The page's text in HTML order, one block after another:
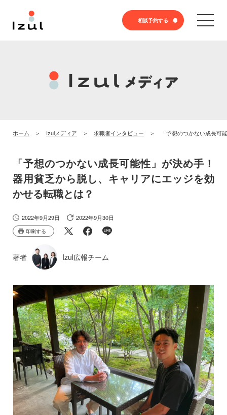
相談予約する
ホーム Izulメディア 求職者インタビュー 「予想のつかない成長可
「予想のつかない成長可能性」が決め手！
器用貧乏から脱し、キャリアにエッジを効
かせる転職とは？
2022年9月29日 2022年9月30日
印刷する
著者 Izul広報チーム